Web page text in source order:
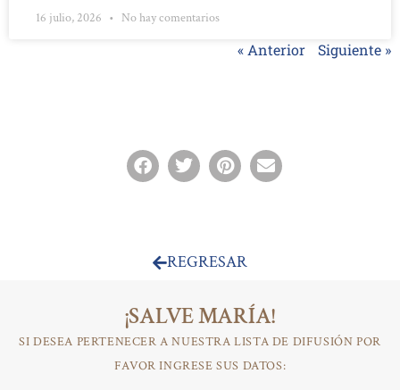
16 julio, 2026 No hay comentarios
« Anterior Siguiente »
REGRESAR
¡SALVE MARÍA!
SI DESEA PERTENECER A NUESTRA LISTA DE DIFUSIÓN POR
FAVOR INGRESE SUS DATOS: